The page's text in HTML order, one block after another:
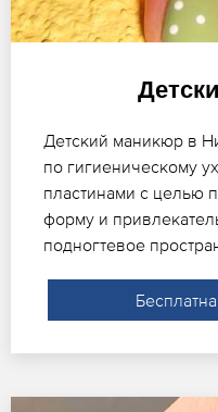
Детский маникюр в
по гигиеническому
пластинами с целью
форму и
подногтевое